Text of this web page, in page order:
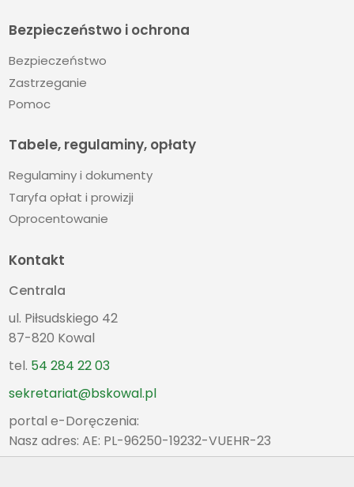
Bezpieczeństwo i ochrona
Bezpieczeństwo
Zastrzeganie
Pomoc
Tabele, regulaminy, opłaty
Regulaminy i dokumenty
Taryfa opłat i prowizji
Oprocentowanie
Kontakt
Centrala
ul. Piłsudskiego 42
87-820 Kowal
tel. 54 284 22 03
sekretariat@bskowal.pl
portal e-Doręczenia:
Nasz adres: AE: PL-96250-19232-VUEHR-23